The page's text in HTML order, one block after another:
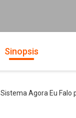
Sinopsis
Sistema Agora Eu Falo